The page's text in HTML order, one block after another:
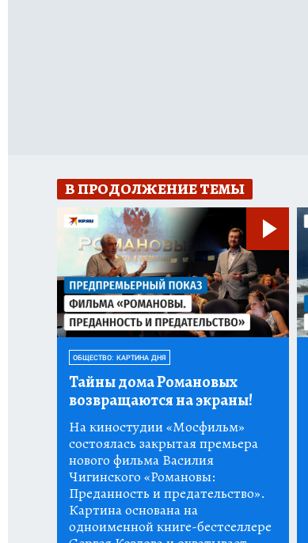
В ПРОДОЛЖЕНИЕ ТЕМЫ
ОБЩЕСТВО: КАРТИНА ДНЯ
Тайны дома Романовых
возвращаются на экраны!
На киностудии «Мосфильм»
состоялась закрытая премьера
нового фильма Василия
Чигинского «Романовы:
Преданность и предательство».
Картина основана на
одноименной книге-бестселлере